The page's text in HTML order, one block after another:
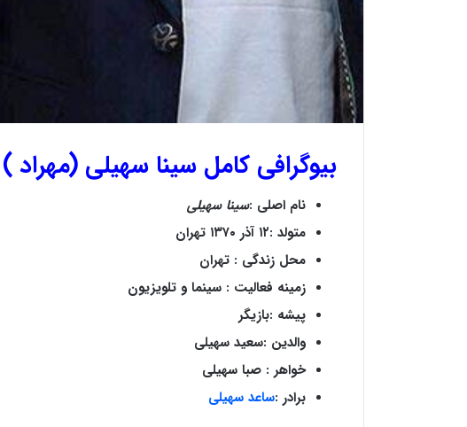
بیوگرافی کامل سینا سهیلی (مهراد )
نام اصلی :سینا سهیلی
متولد :۱۲ آذر ۱۳۷۰ تهران
محل زندگی : تهران
زمینه فعالیت : سینما و تلویزیون
پیشه :بازیگر
والدین :سعید سهیلی
خواهر : صبا سهیلی
برادر :ساعد سهیلی